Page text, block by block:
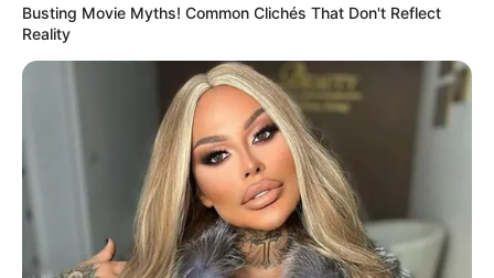
Busting Movie Myths! Common Clichés That Don't Reflect
Reality